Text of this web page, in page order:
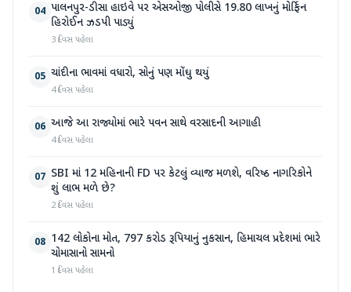
04 પાલનપુર-ડીસા હાઇવે પર એસઓજી પોલીસે 19.80 લાખનું મોર્ફિન
હિરોઈન ઝડપી પાડ્યું
3 દિવસ પહેલા
05 ચાંદીના ભાવમાં વધારો, સોનું પણ મોંઘુ થયું
4 દિવસ પહેલા
06 આજે આ રાજ્યોમાં ભારે પવન સાથે વરસાદની આગાહી
4 દિવસ પહેલા
07 SBI માં 12 મહિનાની FD પર કેટલું વ્યાજ મળશે, વરિષ્ઠ નાગરિકોને
શું લાભ મળે છે?
2 દિવસ પહેલા
08 142 લોકોના મોત, 797 કરોડ રૂપિયાનું નુકસાન, હિમાચલ પ્રદેશમાં ભારે
ચોમાસાનો સામનો
1 દિવસ પહેલા